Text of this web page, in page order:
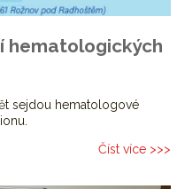
hematologických
sejdou hematologové
Číst více >>>